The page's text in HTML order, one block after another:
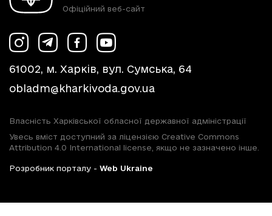
Офіційний веб-сайт
61002, м. Харків, вул. Сумська, 64
obladm@kharkivoda.gov.ua
Власність Харківської обласної державної адміністрації
Увесь вміст доступний за ліцензією Creative Commons
Attribution 4.0 International license, якщо не зазначено інше.
Розробник порталу - Web Ukraine